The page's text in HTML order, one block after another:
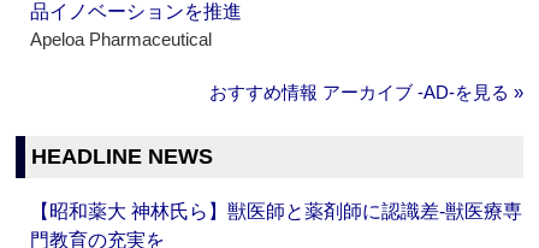
品イノベーションを推進
Apeloa Pharmaceutical
おすすめ情報 アーカイブ ‐AD‐を見る »
HEADLINE NEWS
【昭和薬大 神林氏ら】獣医師と薬剤師に認識差‐獣医療専
門教育の充実を